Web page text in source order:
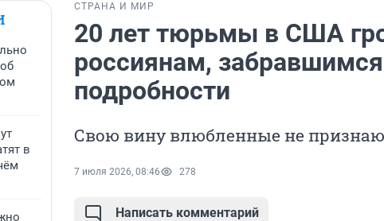
в
СТРАНА И МИР
20 лет тюрьмы в США
россиянам,
подробности
Свою вину влюбленные не
7 июля 2026, 08:46 278
Написать комментарий